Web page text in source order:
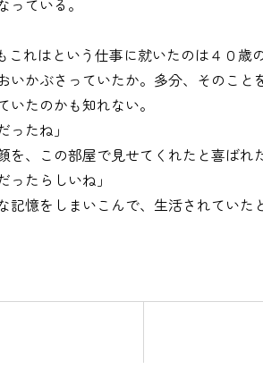
っている。
れはという仕事に就いたのは４０歳
いかぶさっていたか。多分、そのこと
いたのかも知れない。
ったね」
を、この部屋で見せてくれたと喜ばれ
ったらしいね」
記憶をしまいこんで、生活されていた